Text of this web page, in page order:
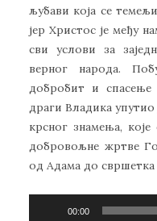
љубави која се
јер Христос је међу
сви услови за
верног народа.
добробит и спасење
драги Владика упутио
крсног знамења,
добровољне жртве
од Адама до свршетка
00:00